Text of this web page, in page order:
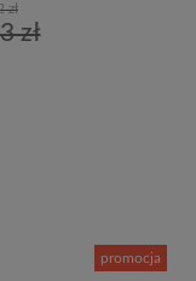
zł
zł
promocja